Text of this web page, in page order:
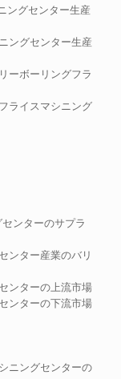
ングセンター生産
ングセンター生産
ーボーリングフラ
ライスマシニング
ンターのサプラ
ンター産業のバリ
ンターの上流市場
ンターの下流市場
ニングセンターの